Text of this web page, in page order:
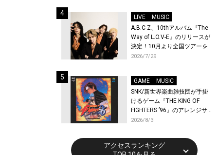
先行上映会を開催！
LIVE
MUSIC
A.B.C-Z、10thアルバム『The
Way of L.O.V-E』のリリースが
決定！10月より全国ツアーを
開催！
2026/7/29
GAME
MUSIC
SNK/新世界楽曲雑技団が手掛
けるゲーム『THE KING OF
FIGHTERS ’96』のアレンジサ
ウンドトラックが配信開始！
2026/8/3
アクセスランキング